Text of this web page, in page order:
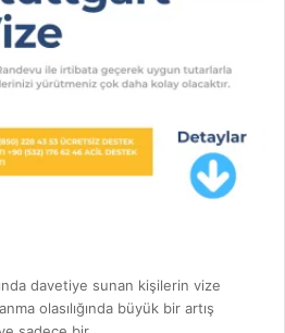
davetiye sunan kişilerin vize
olasılığında büyük bir artış